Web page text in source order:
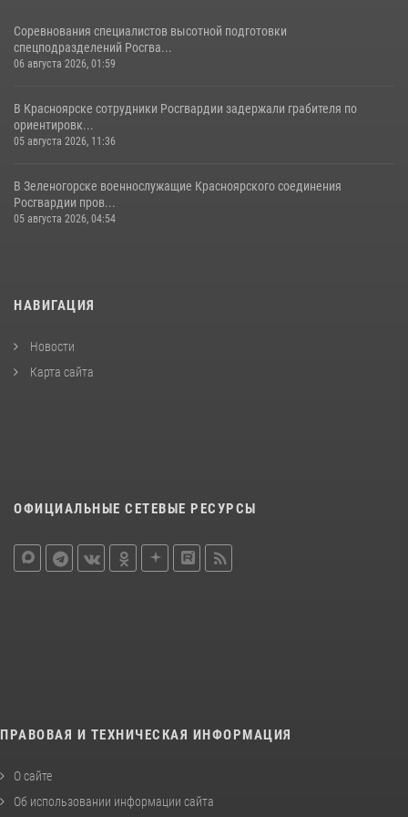
Соревнования специалистов высотной подготовки
спецподразделений Росгва...
06 августа 2026, 01:59
В Красноярске сотрудники Росгвардии задержали грабителя по
ориентировк...
05 августа 2026, 11:36
В Зеленогорске военнослужащие Красноярского соединения
Росгвардии пров...
05 августа 2026, 04:54
НАВИГАЦИЯ
Новости
Карта сайта
ОФИЦИАЛЬНЫЕ СЕТЕВЫЕ РЕСУРСЫ
ПРАВОВАЯ И ТЕХНИЧЕСКАЯ ИНФОРМАЦИЯ
О сайте
Об использовании информации сайта